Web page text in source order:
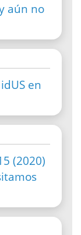
aún no
en
(2020)